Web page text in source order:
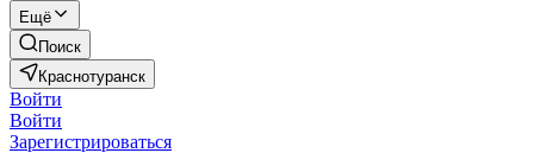
Ещё
Поиск
Краснотуранск
Войти
Войти
Зарегистрироваться